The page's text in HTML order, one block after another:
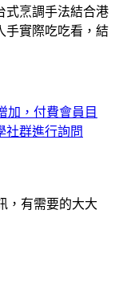
式烹調手法結合港
手實際吃吃看，結
加，付費會員目
社群進行詢問
，有需要的大大